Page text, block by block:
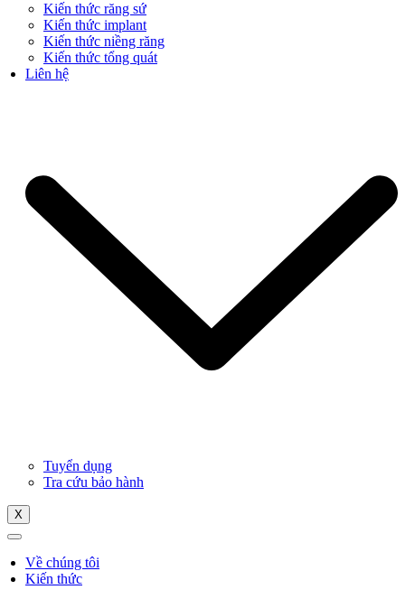
Kiến thức răng sứ
Kiến thức implant
Kiến thức niềng răng
Kiến thức tổng quát
Liên hệ
Tuyển dụng
Tra cứu bảo hành
X
Về chúng tôi
Kiến thức